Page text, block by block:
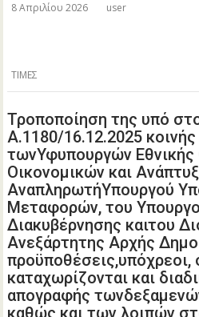
8 Απριλίου 2026 user
ΤΙΜΕΣ
Τροποποίηση της υπό
Α.1180/16.12.2025
τωνΥφυπουργών Εθνικής
Οικονομικών και
ΑναπληρωτήΥπουργού
Μεταφορών, του
Διακυβέρνησης καιτου
Ανεξάρτητης Αρχής
προϋποθέσεις,υπόχρεοι,
καταχωρίζονται και
απογραφής
καθώς και των λοιπών